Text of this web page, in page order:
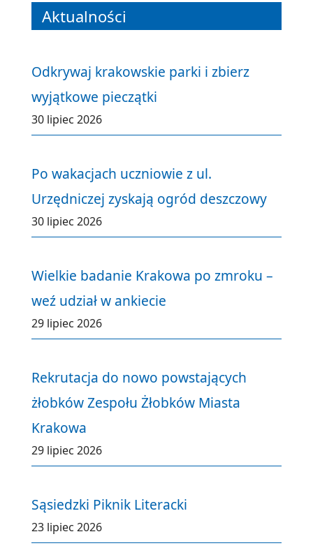
Aktualności
Odkrywaj krakowskie parki i zbierz
wyjątkowe pieczątki
30 lipiec 2026
Po wakacjach uczniowie z ul.
Urzędniczej zyskają ogród deszczowy
30 lipiec 2026
Wielkie badanie Krakowa po zmroku –
weź udział w ankiecie
29 lipiec 2026
Rekrutacja do nowo powstających
żłobków Zespołu Żłobków Miasta
Krakowa
29 lipiec 2026
Sąsiedzki Piknik Literacki
23 lipiec 2026